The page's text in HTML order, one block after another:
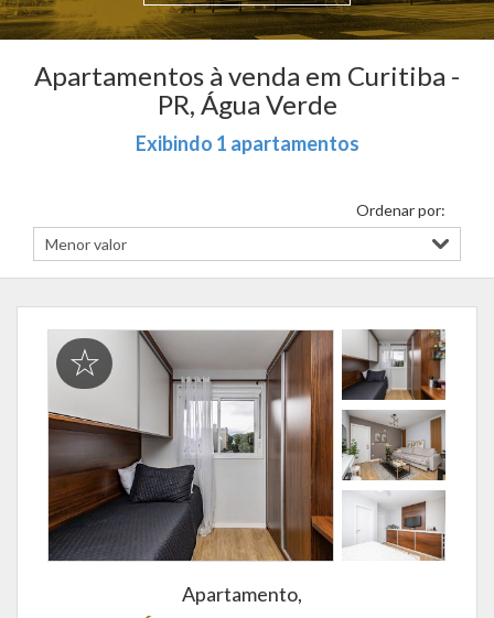
Apartamentos à venda em Curitiba -
PR, Água Verde
Exibindo 1 apartamentos
Ordenar por:
Apartamento,